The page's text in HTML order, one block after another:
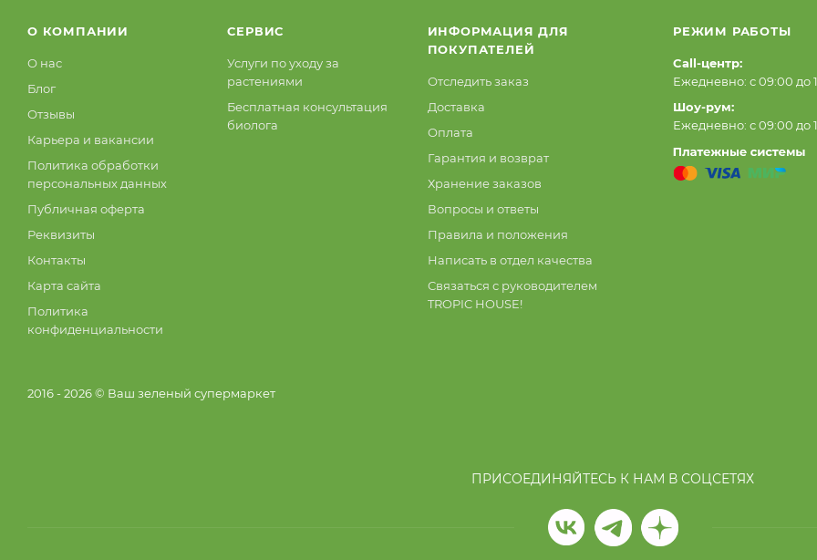
О КОМПАНИИ
О нас
Блог
Отзывы
Карьера и вакансии
Политика обработки
персональных данных
Публичная оферта
Реквизиты
Контакты
Карта сайта
Политика
конфиденциальности
СЕРВИС
Услуги по уходу за
растениями
Бесплатная консультация
биолога
ИНФОРМАЦИЯ ДЛЯ
ПОКУПАТЕЛЕЙ
Отследить заказ
Доставка
Оплата
Гарантия и возврат
Хранение заказов
Вопросы и ответы
Правила и положения
Написать в отдел качества
Связаться с руководителем
TROPIC HOUSE!
РЕЖИМ РАБОТЫ
Call-центр:
Ежедневно: с 09:00 до
Шоу-рум:
Ежедневно: с 09:00 до
2016 - 2026 © Ваш зеленый супермаркет
ПРИСОЕДИНЯЙТЕСЬ К НАМ В СОЦСЕТЯХ